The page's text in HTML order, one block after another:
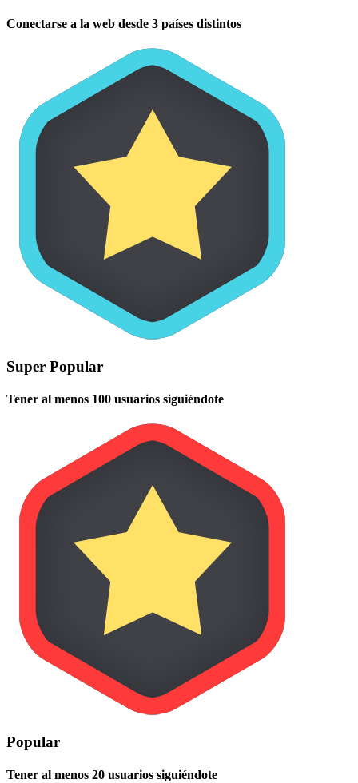
Conectarse a la web desde 3 países distintos
Super Popular
Tener al menos 100 usuarios siguiéndote
Popular
Tener al menos 20 usuarios siguiéndote